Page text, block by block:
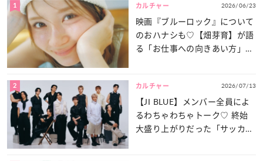
1 カルチャー 2026/06/23
映画『ブルーロック』について
のおハナシも♡【畑芽育】が語
る「お仕事への向きあい方」と
2 カルチャー 2026/07/13
【JI BLUE】メンバー全員によ
るわちゃわちゃトーク♡ 終始
大盛り上がりだった「サッカー